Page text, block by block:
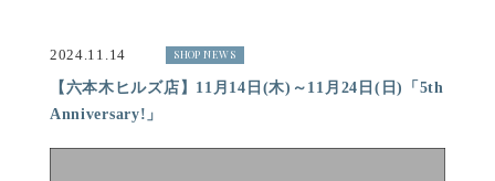
2024.11.14 SHOP NEWS
【六本木ヒルズ店】11月14日(木)～11月24日(日)「5th
Anniversary!」